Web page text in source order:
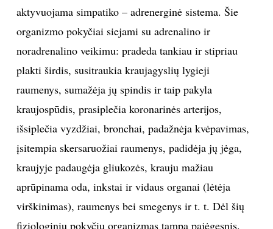
aktyvuojama simpatiko – adrenerginė sistema. Šie
organizmo pokyčiai siejami su adrenalino ir
noradrenalino veikimu: pradeda tankiau ir stipriau
plakti širdis, susitraukia kraujagyslių lygieji
raumenys, sumažėja jų spindis ir taip pakyla
kraujospūdis, prasiplečia koronarinės arterijos,
išsiplečia vyzdžiai, bronchai, padažnėja kvėpavimas,
įsitempia skersaruožiai raumenys, padidėja jų jėga,
kraujyje padaugėja gliukozės, krauju mažiau
aprūpinama oda, inkstai ir vidaus organai (lėtėja
virškinimas), raumenys bei smegenys ir t. t. Dėl šių
fiziologinių pokyčių organizmas tampa pajėgesnis.